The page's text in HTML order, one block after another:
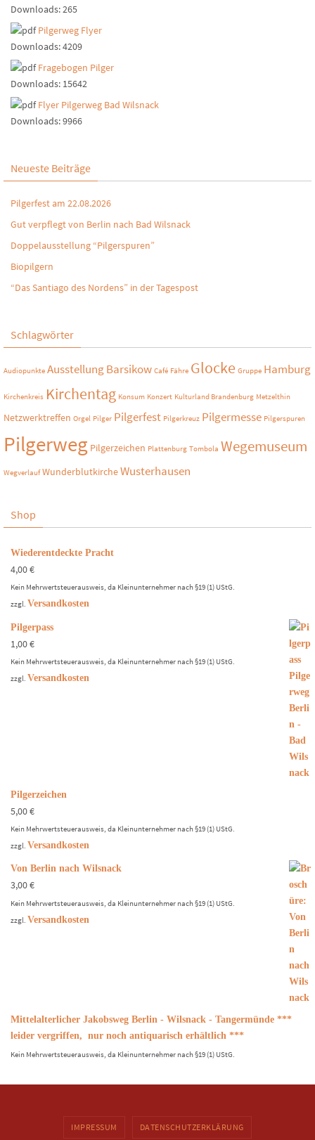
Downloads:265
Pilgerweg Flyer
Downloads:4209
Fragebogen Pilger
Downloads: 15642
Flyer Pilgerweg Bad Wilsnack
Downloads:9966
Neueste Beiträge
Pilgerfest am 22.08.2026
Gut verpflegt von Berlin nach Bad Wilsnack
Doppelausstellung “Pilgerspuren”
Biopilgern
“Das Santiago des Nordens” in der Tagespost
Schlagwörter
Audiopunkte AusstellungBarsikow Café Fähre Glocke Gruppe Hamburg
Kirchenkreis Kirchentag Konsum Konzert Kulturland Brandenburg Metzelthin
Netzwerktreffen Orgel Pilger Pilgerfest Pilgerkreuz Pilgermesse Pilgerspuren
Pilgerweg Pilgerzeichen Plattenburg Tombola Wegemuseum
Wegverlauf WunderblutkircheWusterhausen
Shop
Wiederentdeckte Pracht
4,00€
Kein Mehrwertsteuerausweis, da Kleinunternehmer nach §19 (1) UStG.
zzgl. Versandkosten
Pilgerpass
1,00€
Kein Mehrwertsteuerausweis, da Kleinunternehmer nach §19 (1) UStG.
zzgl. Versandkosten
Pilgerzeichen
5,00€
Kein Mehrwertsteuerausweis, da Kleinunternehmer nach §19 (1) UStG.
zzgl. Versandkosten
Von Berlin nach Wilsnack
3,00€
Kein Mehrwertsteuerausweis, da Kleinunternehmer nach §19 (1) UStG.
zzgl. Versandkosten
Mittelalterlicher Jakobsweg Berlin - Wilsnack - Tangermünde ***
leider vergriffen, nur noch antiquarisch erhältlich ***
Kein Mehrwertsteuerausweis, da Kleinunternehmer nach §19 (1) UStG.
IMPRESSUM DATENSCHUTZERKLÄRUNG